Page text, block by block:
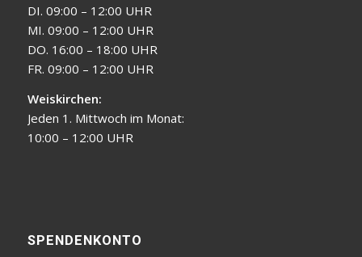
DI. 09:00 – 12:00 UHR
MI. 09:00 – 12:00 UHR
DO. 16:00 – 18:00 UHR
FR. 09:00 – 12:00 UHR
Weiskirchen:
Jeden 1. Mittwoch im Monat:
10:00 – 12:00 UHR
SPENDENKONTO